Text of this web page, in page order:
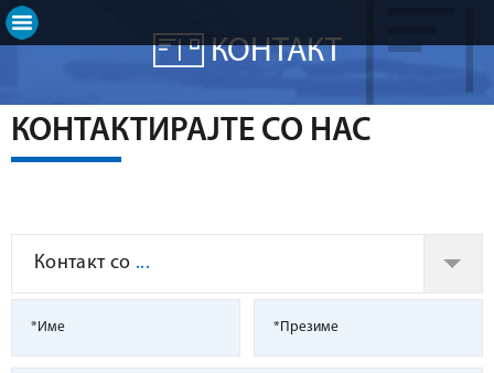
КОНТАКТ
КОНТАКТИРАЈТЕ СО НАС
Контакт со ...